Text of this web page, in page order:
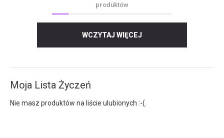
produktów
WCZYTAJ WIĘCEJ
Moja Lista Życzeń
Nie masz produktów na liście ulubionych :-(.